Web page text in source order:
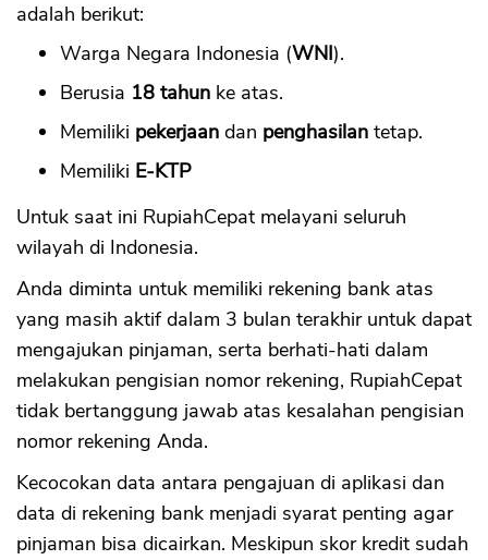
adalah berikut:
Warga Negara Indonesia (WNI).
Berusia 18 tahun ke atas.
Memiliki pekerjaan dan penghasilan tetap.
Memiliki E-KTP
Untuk saat ini RupiahCepat melayani seluruh
wilayah di Indonesia.
Anda diminta untuk memiliki rekening bank atas
yang masih aktif dalam 3 bulan terakhir untuk dapat
mengajukan pinjaman, serta berhati-hati dalam
melakukan pengisian nomor rekening, RupiahCepat
tidak bertanggung jawab atas kesalahan pengisian
nomor rekening Anda.
Kecocokan data antara pengajuan di aplikasi dan
data di rekening bank menjadi syarat penting agar
pinjaman bisa dicairkan. Meskipun skor kredit sudah